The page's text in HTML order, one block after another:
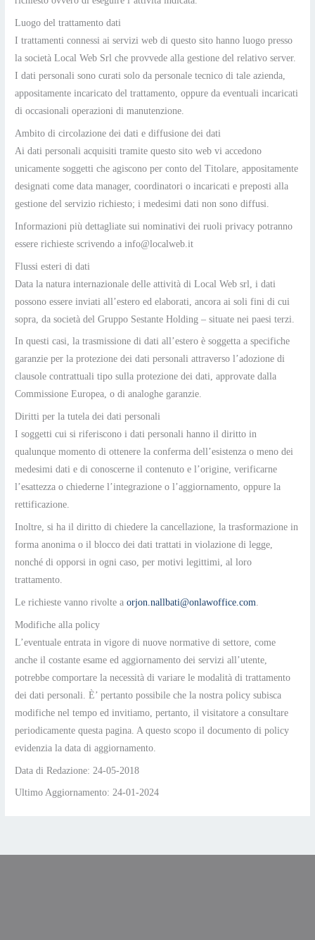
Luogo del trattamento dati
I trattamenti connessi ai servizi web di questo sito hanno luogo presso
la società Local Web Srl che provvede alla gestione del relativo server.
I dati personali sono curati solo da personale tecnico di tale azienda,
appositamente incaricato del trattamento, oppure da eventuali incaricati
di occasionali operazioni di manutenzione.
Ambito di circolazione dei dati e diffusione dei dati
Ai dati personali acquisiti tramite questo sito web vi accedono
unicamente soggetti che agiscono per conto del Titolare, appositamente
designati come data manager, coordinatori o incaricati e preposti alla
gestione del servizio richiesto; i medesimi dati non sono diffusi.
Informazioni più dettagliate sui nominativi dei ruoli privacy potranno
essere richieste scrivendo a info@localweb.it
Flussi esteri di dati
Data la natura internazionale delle attività di Local Web srl, i dati
possono essere inviati all’estero ed elaborati, ancora ai soli fini di cui
sopra, da società del Gruppo Sestante Holding – situate nei paesi terzi.
In questi casi, la trasmissione di dati all’estero è soggetta a specifiche
garanzie per la protezione dei dati personali attraverso l’adozione di
clausole contrattuali tipo sulla protezione dei dati, approvate dalla
Commissione Europea, o di analoghe garanzie.
Diritti per la tutela dei dati personali
I soggetti cui si riferiscono i dati personali hanno il diritto in
qualunque momento di ottenere la conferma dell’esistenza o meno dei
medesimi dati e di conoscerne il contenuto e l’origine, verificarne
l’esattezza o chiederne l’integrazione o l’aggiornamento, oppure la
rettificazione.
Inoltre, si ha il diritto di chiedere la cancellazione, la trasformazione in
forma anonima o il blocco dei dati trattati in violazione di legge,
nonché di opporsi in ogni caso, per motivi legittimi, al loro
trattamento.
Le richieste vanno rivolte aorjon.nallbati@onlawoffice.com
Modifiche alla policy
L’eventuale entrata in vigore di nuove normative di settore, come
anche il costante esame ed aggiornamento dei servizi all’utente,
potrebbe comportare la necessità di variare le modalità di trattamento
dei dati personali. È’ pertanto possibile che la nostra policy subisca
modifiche nel tempo ed invitiamo, pertanto, il visitatore a consultare
periodicamente questa pagina. A questo scopo il documento di policy
evidenzia la data di aggiornamento.
Data di Redazione: 24-05-2018
Ultimo Aggiornamento: 24-01-2024